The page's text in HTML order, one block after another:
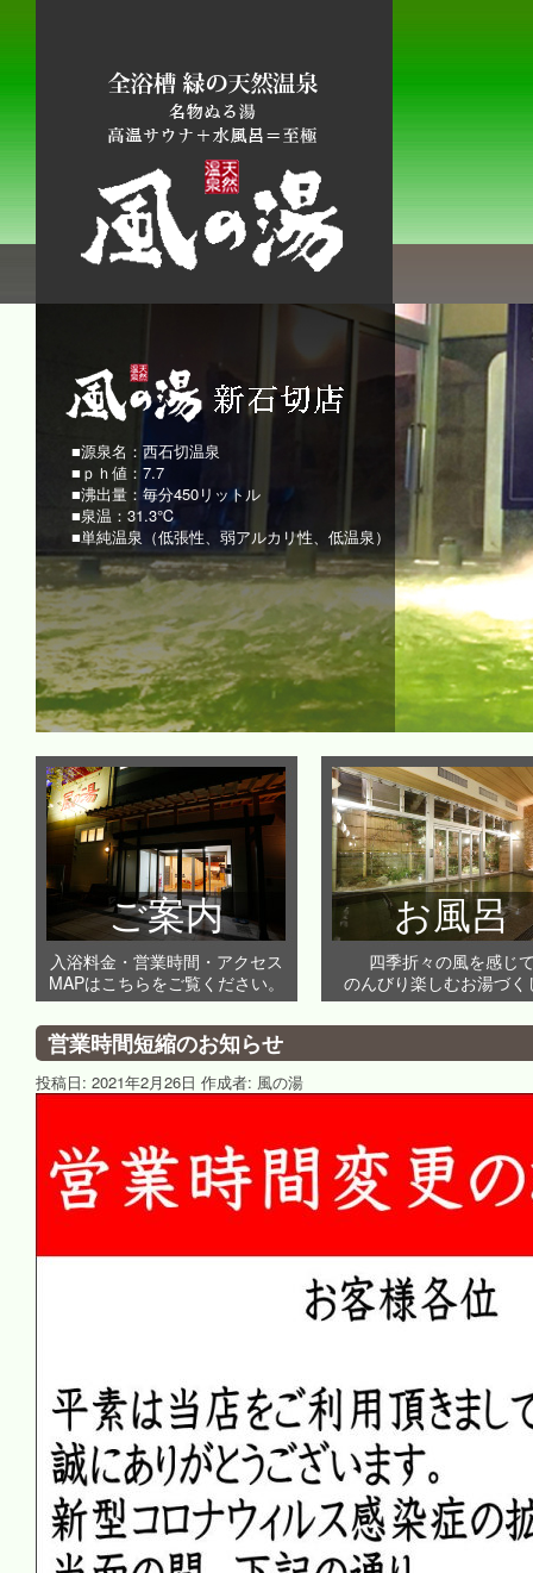
■源泉名：西石切温泉
■ｐｈ値：7.7
■沸出量：毎分450リットル
■泉温：31.3℃
■単純温泉（低張性、弱アルカリ性、低温泉）
ご案内
入浴料金・営業時間・アクセス
MAPはこちらをご覧ください。
お風呂
四季折々の風を感じ
のんびり楽しむお湯づ
営業時間短縮のお知らせ
投稿日: 2021年2月26日 作成者: 風の湯